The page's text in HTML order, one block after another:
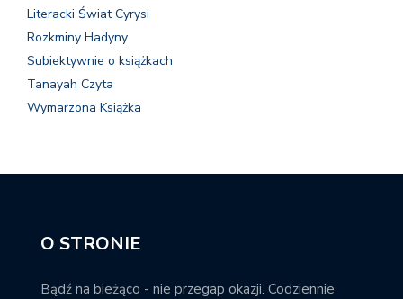
Literacki Świat Cyrysi
Rozkminy Hadyny
Subiektywnie o książkach
Tanayah Czyta
Wymarzona Książka
O STRONIE
Bądź na bieżąco - nie przegap okazji. Codziennie